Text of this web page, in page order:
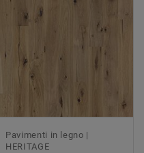
Pavimenti in legno |
HERITAGE